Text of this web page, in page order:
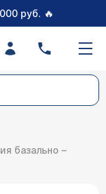
руб. 🔥
базально –